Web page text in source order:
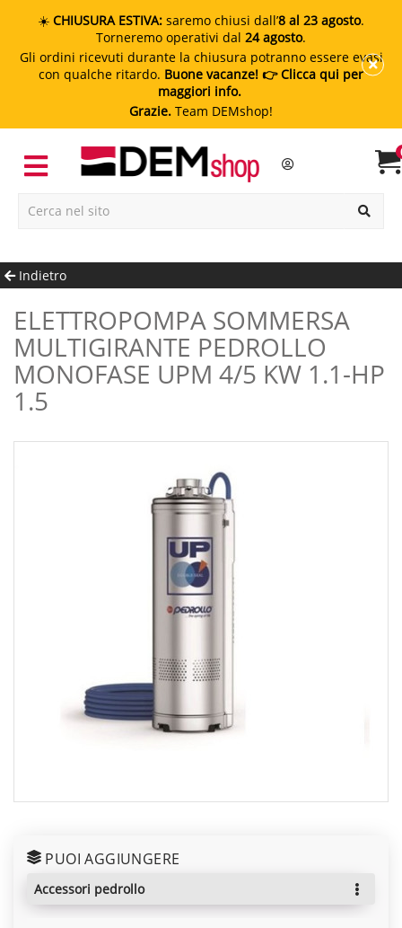
☀️ CHIUSURA ESTIVA: saremo chiusi dall’8 al 23 agosto.
Torneremo operativi dal 24 agosto.
Gli ordini ricevuti durante la chiusura potranno essere evasi
con qualche ritardo. Buone vacanze! 👉 Clicca qui per
maggiori info.
Grazie. Team DEMshop!
Indietro
ELETTROPOMPA SOMMERSA
MULTIGIRANTE PEDROLLO
MONOFASE UPM 4/5 KW 1.1-HP
1.5
PUOI AGGIUNGERE
accessori pedrollo